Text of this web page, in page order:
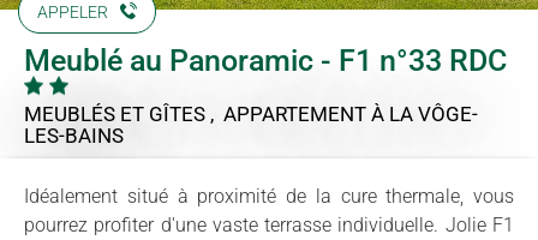
APPELER
Meublé au Panoramic - F1 n°33 RDC
MEUBLÉS ET GÎTES , APPARTEMENT À LA VÔGE-
LES-BAINS
Idéalement situé à proximité de la cure thermale, vous
pourrez profiter d'une vaste terrasse individuelle. Jolie F1